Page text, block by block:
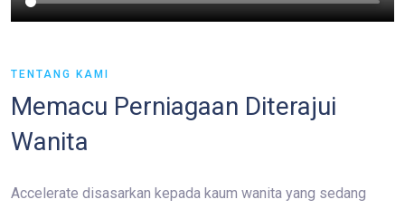
TENTANG KAMI
Memacu Perniagaan Diterajui
Wanita
Accelerate disasarkan kepada kaum wanita yang sedang